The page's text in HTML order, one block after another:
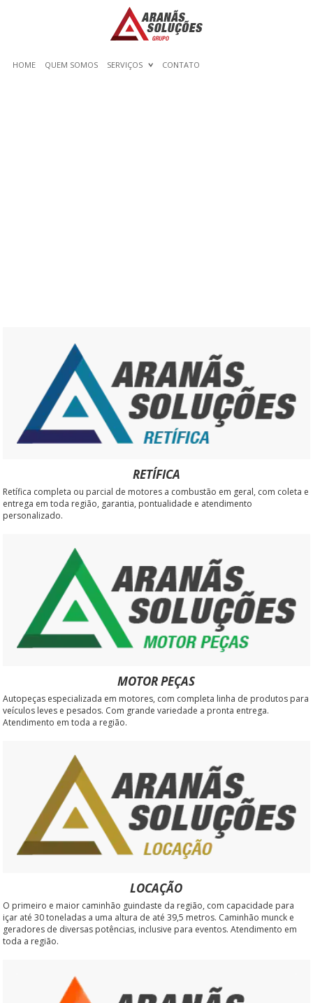
HOME QUEM SOMOS SERVIÇOS CONTATO
RETÍFICA
Retífica completa ou parcial de motores a combustão em geral, com coleta e
entrega em toda região, garantia, pontualidade e atendimento
personalizado.
MOTOR PEÇAS
Autopeças especializada em motores, com completa linha de produtos para
veículos leves e pesados. Com grande variedade a pronta entrega.
Atendimento em toda a região.
LOCAÇÃO
O primeiro e maior caminhão guindaste da região, com capacidade para
içar até 30 toneladas a uma altura de até 39,5 metros. Caminhão munck e
geradores de diversas potências, inclusive para eventos. Atendimento em
toda a região.